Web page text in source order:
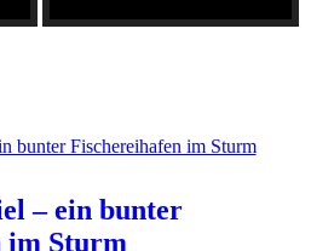
– ein bunter
im Sturm